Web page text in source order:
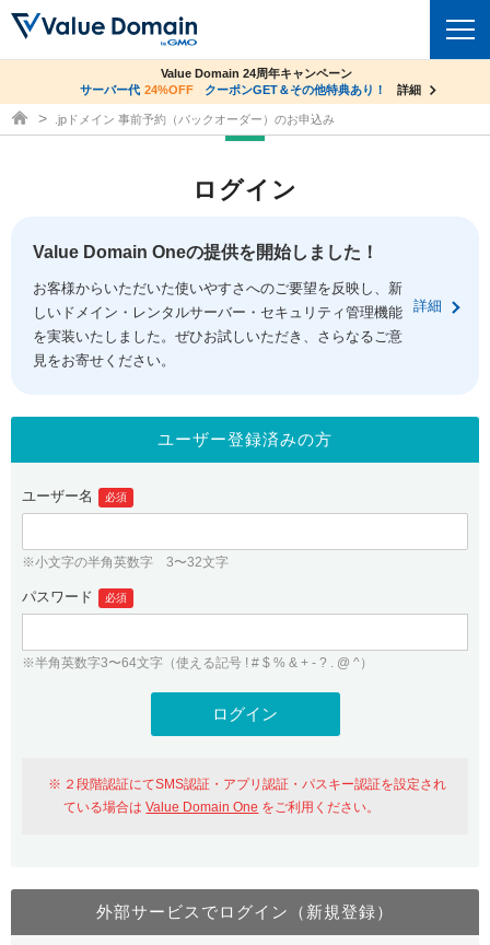
ドメイントップ
ドメイン移管
ドメイン価格一覧
ドメイン一括検索
.jpドメインオークション
gTLDオークション NEW!
.jpドメインバックオーダー
プレミアムドメイン
人気ドメインの種類
WHOIS検索
コアサーバー
バリューサーバー
XREA
セキュリティトップ
Value Domain ネットde診断
SSL証明書
サービストップ
お得意様割引
紹介制度
バリュードメインAPI
ドメイン・ホスティングOEM
facebook
ログイン
従来のバリュードメインをご利用希望の方
Value Domainにログイン
おすすめ One レンタルサーバーを含む最新の機能を使う方
Value Domain Oneにログイン
ユーザー登録
co.jpドメイン✕コアサーバーV2ビジネス応援キャンペーン
サーバー料金1年間無料
詳細
Value Domain 24周年キャンペーン
サーバー代 24%OFF クーポンGET＆その他特典あり！ 詳細
ドメイン取得ならバリュードメイン
.jpドメイン 事前予約（バックオーダー）のお申込み
ログイン
Value Domain Oneの提供を開始しました！
お客様からいただいた使いやすさへのご要望を反映し、新
しいドメイン・レンタルサーバー・セキュリティ管理機能
を実装いたしました。ぜひお試しいただき、さらなるご意
見をお寄せください。
詳細
ユーザー登録済みの方
ユーザー名 必須
※小文字の半角英数字 3〜32文字
パスワード 必須
※半角英数字3〜64文字（使える記号 ! # $ % & + - ? . @ ^）
２段階認証にてSMS認証・アプリ認証・パスキー認証を設定され
ている場合はValue Domain One をご利用ください。
外部サービスでログイン（新規登録）